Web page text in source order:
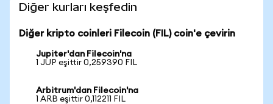
Diğer kurları keşfedin
Diğer kripto coinleri Filecoin (FIL) coin'e çevirin
Jupiter'dan Filecoin'na
1 JUP eşittir 0,259390 FIL
Arbitrum'dan Filecoin'na
1 ARB eşittir 0,112211 FIL